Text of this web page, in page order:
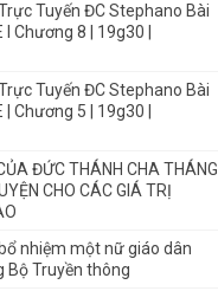
Tuyến ĐC Stephano Bài
Chương 8 | 19g30 |
Tuyến ĐC Stephano Bài
Chương 5 | 19g30 |
ĐỨC THÁNH CHA THÁNG
CHO CÁC GIÁ TRỊ
nhiệm một nữ giáo dân
Bộ Truyền thông